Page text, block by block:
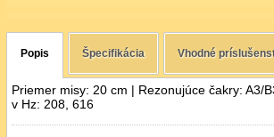
Popis Špecifikácia Vhodné
Priemer misy: 20 cm | Rezonujúce čakry: A3/
v Hz: 208, 616